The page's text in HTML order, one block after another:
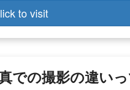
to visit
での撮影の違い